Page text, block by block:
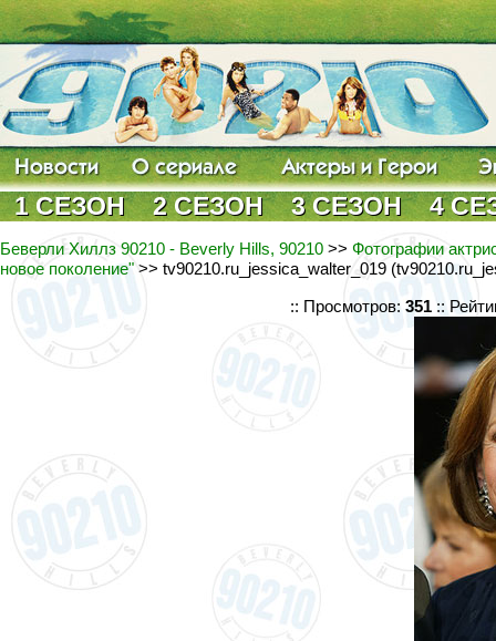
1 СЕЗОН 2 СЕЗОН 3 СЕЗОН 4
Беверли Хиллз 90210 - Beverly Hills, 90210 >> Фотографии
новое поколение" >> tv90210.ru_jessica_walter_019
:: Просмотров: 351 ::